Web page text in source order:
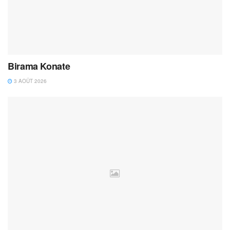
Birama Konate
3 AOÛT 2026